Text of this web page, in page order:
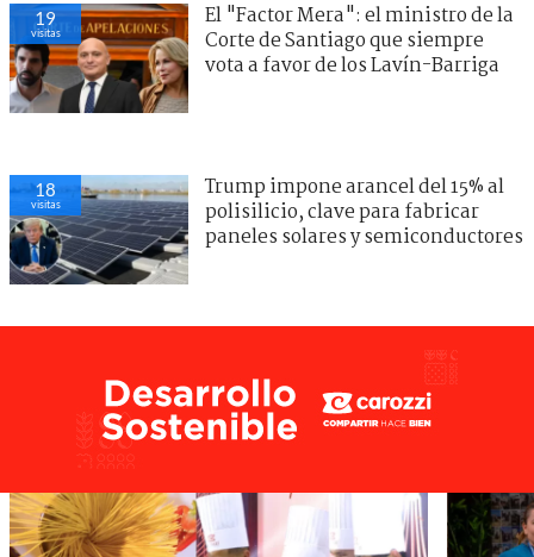
19
visitas
El "Factor Mera": el ministro de la
Corte de Santiago que siempre
vota a favor de los Lavín-Barriga
18
visitas
Trump impone arancel del 15% al
polisilicio, clave para fabricar
paneles solares y semiconductores